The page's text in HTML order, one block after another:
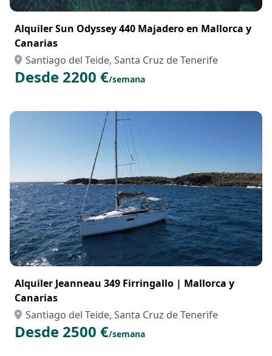
Alquiler Sun Odyssey 440 Majadero en Mallorca y
Canarias
Santiago del Teide, Santa Cruz de Tenerife
Desde 2200 €/semana
Alquiler Jeanneau 349 Firringallo | Mallorca y
Canarias
Santiago del Teide, Santa Cruz de Tenerife
Desde 2500 €/semana